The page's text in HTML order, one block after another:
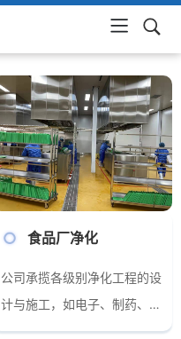
食品厂净化
公司承揽各级别净化工程的设
计与施工，如电子、制药、化
学化工、医院手术室、动物